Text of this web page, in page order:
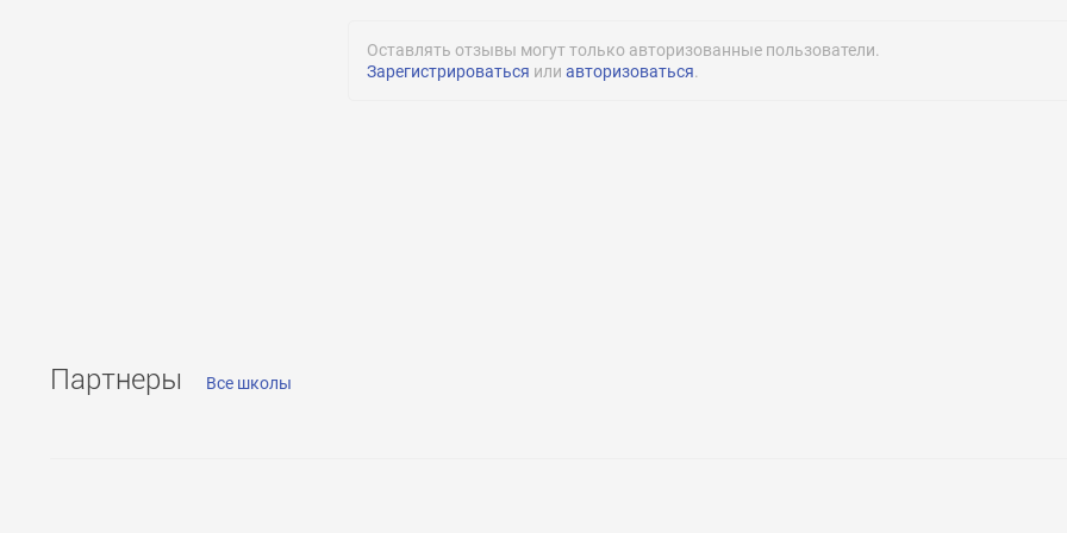
Оставлять отзывы могут только авторизованные пользователи.
Зарегистрироваться или авторизоваться.
Партнеры Все школы